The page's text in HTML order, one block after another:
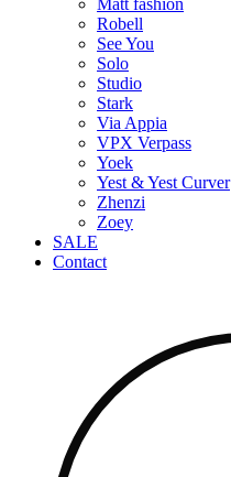
Matt fashion
Robell
See You
Solo
Studio
Stark
Via Appia
VPX Verpass
Yoek
Yest & Yest Curver
Zhenzi
Zoey
SALE
Contact